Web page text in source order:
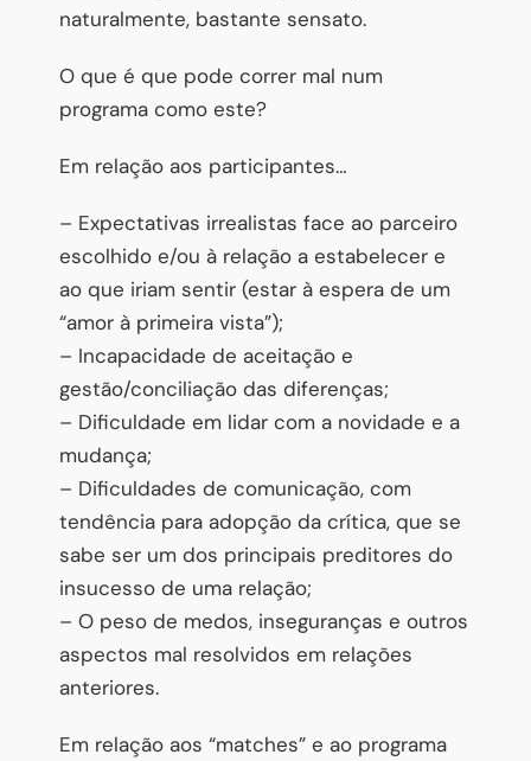
naturalmente, bastante sensato.
O que é que pode correr mal num
programa como este?
Em relação aos participantes…
– Expectativas irrealistas face ao parceiro
escolhido e/ou à relação a estabelecer e
ao que iriam sentir (estar à espera de um
“amor à primeira vista”);
– Incapacidade de aceitação e
gestão/conciliação das diferenças;
– Dificuldade em lidar com a novidade e a
mudança;
– Dificuldades de comunicação, com
tendência para adopção da crítica, que se
sabe ser um dos principais preditores do
insucesso de uma relação;
– O peso de medos, inseguranças e outros
aspectos mal resolvidos em relações
anteriores.
Em relação aos “matches” e ao programa